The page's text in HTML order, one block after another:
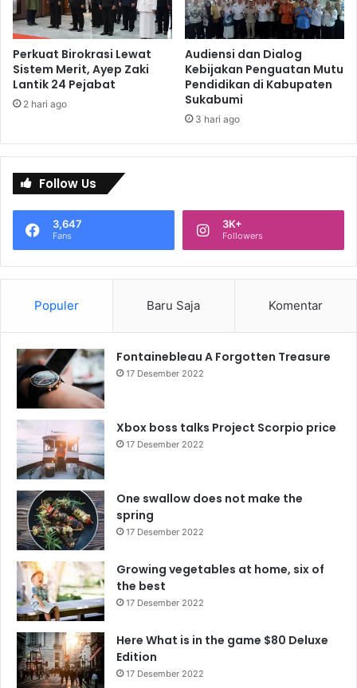
Perkuat Birokrasi Lewat
Sistem Merit, Ayep Zaki
Lantik 24 Pejabat
2 hari ago
Audiensi dan Dialog
Kebijakan Penguatan Mutu
Pendidikan di Kabupaten
Sukabumi
3 hari ago
Follow Us
3,647
Fans
3K+
Followers
Populer Baru Saja Komentar
Fontainebleau A Forgotten Treasure
17 Desember 2022
Xbox boss talks Project Scorpio price
17 Desember 2022
One swallow does not make the
spring
17 Desember 2022
Growing vegetables at home, six of
the best
17 Desember 2022
Here What is in the game $80 Deluxe
Edition
17 Desember 2022